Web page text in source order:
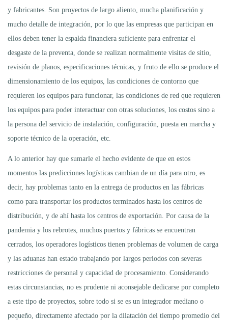
y fabricantes. Son proyectos de largo aliento, mucha planificación y
mucho detalle de integración, por lo que las empresas que participan en
ellos deben tener la espalda financiera suficiente para enfrentar el
desgaste de la preventa, donde se realizan normalmente visitas de sitio,
revisión de planos, especificaciones técnicas, y fruto de ello se produce el
dimensionamiento de los equipos, las condiciones de contorno que
requieren los equipos para funcionar, las condiciones de red que requieren
los equipos para poder interactuar con otras soluciones, los costos sino a
la persona del servicio de instalación, configuración, puesta en marcha y
soporte técnico de la operación, etc.
A lo anterior hay que sumarle el hecho evidente de que en estos
momentos las predicciones logísticas cambian de un día para otro, es
decir, hay problemas tanto en la entrega de productos en las fábricas
como para transportar los productos terminados hasta los centros de
distribución, y de ahí hasta los centros de exportación. Por causa de la
pandemia y los rebrotes, muchos puertos y fábricas se encuentran
cerrados, los operadores logísticos tienen problemas de volumen de carga
y las aduanas han estado trabajando por largos periodos con severas
restricciones de personal y capacidad de procesamiento. Considerando
estas circunstancias, no es prudente ni aconsejable dedicarse por completo
a este tipo de proyectos, sobre todo si se es un integrador mediano o
pequeño, directamente afectado por la dilatación del tiempo promedio del